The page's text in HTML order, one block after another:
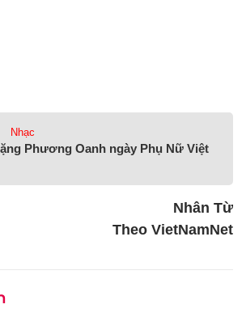
Nhạc
Phương Oanh ngày Phụ Nữ Việt
Nhân Từ
Theo VietNamNet